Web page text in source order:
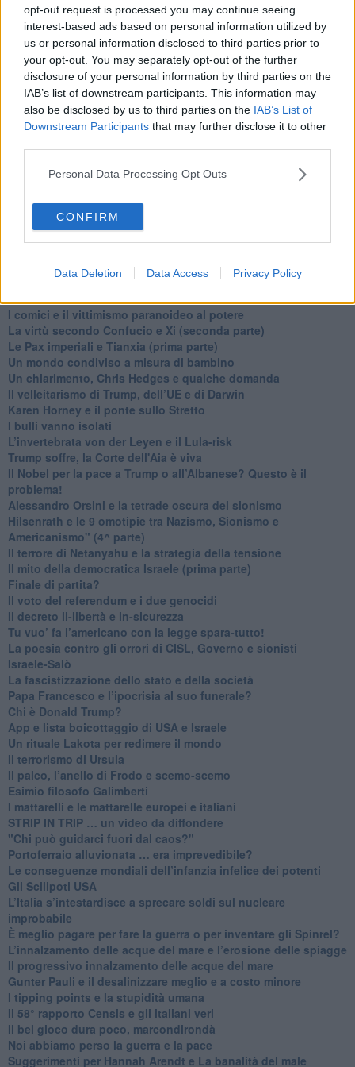
opt-out request is processed you may continue seeing
interest-based ads based on personal information utilized by
us or personal information disclosed to third parties prior to
your opt-out. You may separately opt-out of the further
disclosure of your personal information by third parties on the
IAB’s list of downstream participants. This information may
also be disclosed by us to third parties on the IAB’s List of
Downstream Participants that may further disclose it to other
Personal Data Processing Opt Outs
CONFIRM
Data Deletion Data Access Privacy Policy
​Il Wild West di Trump
​La depressione infantile di Roger Waters e la propaganda di
guerra"
​La disinformazione climatica veicolata dai media
Senza una Retta Visione l’Uomo è un automa
​La propaganda bellica nostrana vs l’hasbarà dei sionisti
​La cleptocrazia e lo studio sociologico della propaganda di
guerra
​La Cop 30 di Belem giorno per giorno
La Cop 30, i crimini e i misfatti verso la vita sulla terra
Arrostire il pianeta: le grandi emissioni della carne e dei
latticini
​Cop 30, uragani e riconversione delle spese militari
La responsabilità storica della morte sulla terra
dell’ignoranza
Il Wenzi e la decadenza verso la guerra e la morte
​I comici e il vittimismo paranoideo al potere
​La virtù secondo Confucio e Xi (seconda parte)
Le Pax imperiali e Tianxia (prima parte)
Un mondo condiviso a misura di bambino
​Un chiarimento, Chris Hedges e qualche domanda
Il velleitarismo di Trump, dell’UE e di Darwin
​Karen Horney e il ponte sullo Stretto
​I bulli vanno isolati
L’invertebrata von der Leyen e il Lula-risk
Trump soffre, la Corte dell'Aia è viva
​Il Nobel per la pace a Trump o all’Albanese? Questo è il
problema!
​Alessandro Orsini e la tetrade oscura del sionismo
​Hilsenrath e le 9 omotipie tra Nazismo, Sionismo e
Americanismo" (4^ parte)
​Il terrore di Netanyahu e la strategia della tensione
Il mito della democratica Israele (prima parte)
​Finale di partita?
​Il voto del referendum e i due genocidi
Il decreto il-libertà e in-sicurezza
Tu vuo’ fa l’americano con la legge spara-tutto!
La poesia contro gli orrori di CISL, Governo e sionisti
Israele-Salò
​La fascistizzazione dello stato e della società
Papa Francesco e l’ipocrisia al suo funerale?
​Chi è Donald Trump?
App e lista boicottaggio di USA e Israele
​Un rituale Lakota per redimere il mondo
Il terrorismo di Ursula
​Il palco, l’anello di Frodo e scemo-scemo
Esimio filosofo Galimberti
​I mattarelli e le mattarelle europei e italiani
​STRIP IN TRIP … un video da diffondere
"Chi può guidarci fuori dal caos?"
​Portoferraio alluvionata … era imprevedibile?
Le conseguenze mondiali dell’infanzia infelice dei potenti
​Gli Scilipoti USA
L’Italia s’intestardisce a sprecare soldi sul nucleare
improbabile
È meglio pagare per fare la guerra o per inventare gli Spinrel?
​L’innalzamento delle acque del mare e l’erosione delle spiagge
​Il progressivo innalzamento delle acque del mare
​Gunter Pauli e il desalinizzare meglio e a costo minore
I tipping points e la stupidità umana
​Il 58° rapporto Censis e gli italiani veri
​Il bel gioco dura poco, marcondirondà
Noi abbiamo perso la guerra e la pace
Suggerimenti per Hannah Arendt e La banalità del male